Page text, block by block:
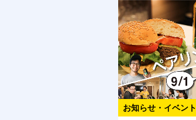
お知らせ・イベント